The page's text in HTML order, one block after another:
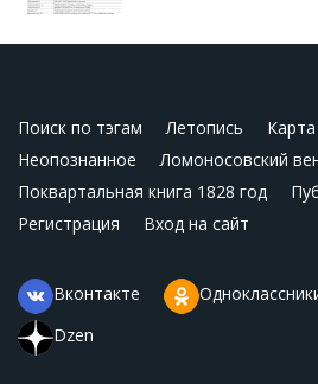
Поиск по тэгам Летопись
Неопознанное
Ломоносовский
Поквартальная книга 1828 год
Регистрация
Вход на сайт
Вконтакте
Dzen